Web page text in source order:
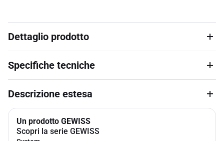
Dettaglio prodotto
Specifiche tecniche
Descrizione estesa
Un prodotto GEWISS
Scopri la serie GEWISS